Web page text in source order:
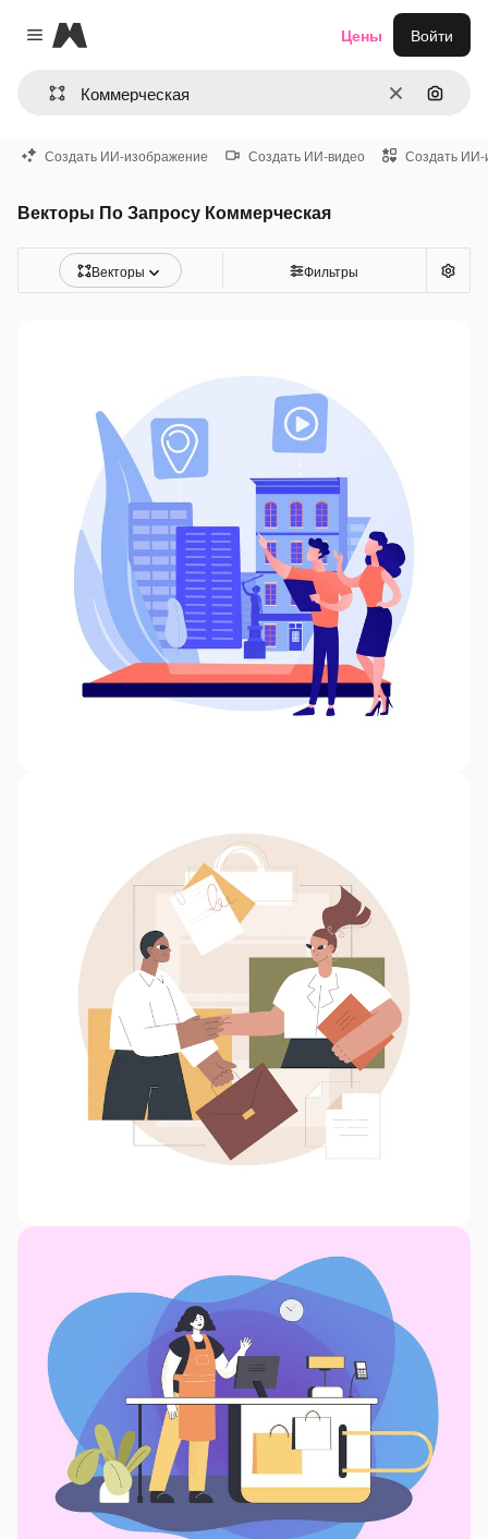
Close menu
Magnific
ОчиститьПоиск
Цены Войти
Создать ИИ-изображение Создать ИИ-видео Создать ИИ-
Векторы По Запросу Коммерческая
Векторы Фильтры